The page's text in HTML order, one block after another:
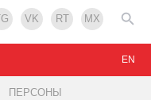
VK RT MX
ПЕРСОНЫ
EN